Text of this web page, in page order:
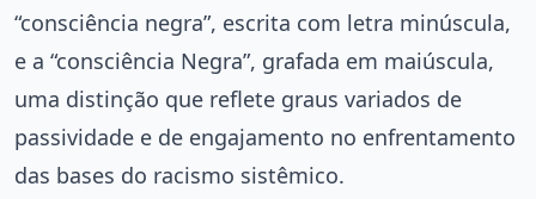
“consciência negra”, escrita com letra minúscula,
e a “consciência Negra”, grafada em maiúscula,
uma distinção que reflete graus variados de
passividade e de engajamento no enfrentamento
das bases do racismo sistêmico.